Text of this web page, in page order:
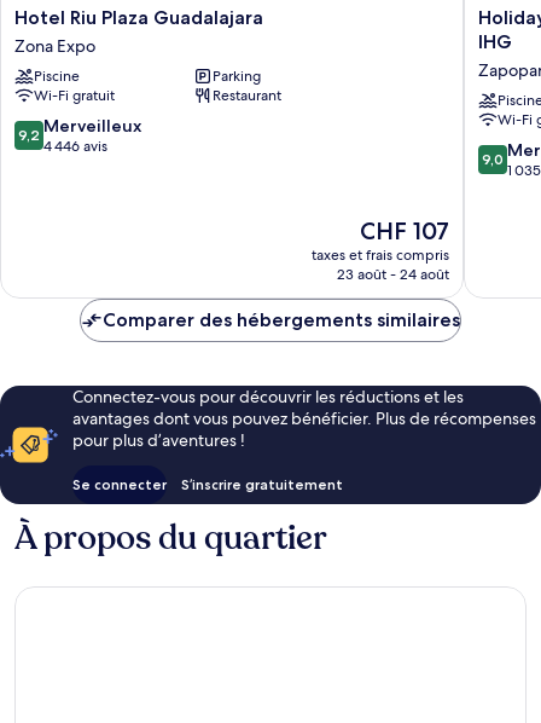
Hotel
Riu
Plaza
Guadalajara
Zona
Expo
Hotel Riu Plaza Guadalajara
Zona Expo
Piscine
Parking
Wi-Fi gratuit
Restaurant
9.2
sur
9,2 Merveilleux
4 446 avis
Le
nouveau
prix
de
CHF 107
taxes et frais compris
23 août - 24 août
Holiday
Inn
Patria
by
IHG
IHG
Wi-Fi
9.0
sur
9,0
1
Comparer des hébergements similaires
Connectez-vous pour découvrir les réductions et les
avantages dont vous pouvez bénéficier. Plus de récompenses
pour plus d’aventures !
Se connecter S’inscrire gratuitement
À propos du quartier